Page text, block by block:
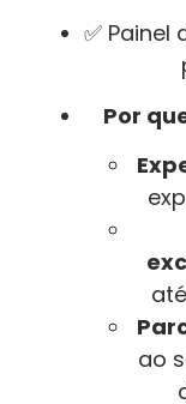
✅
Por
ao